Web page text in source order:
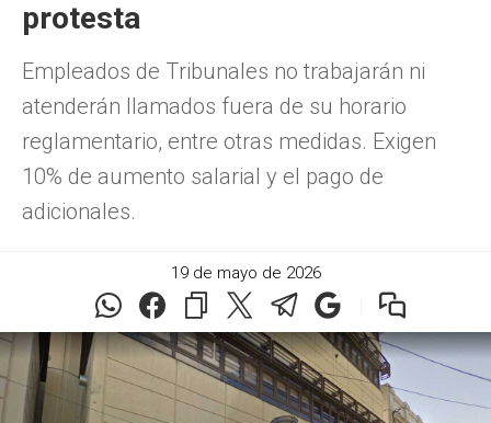
protesta
Empleados de Tribunales no trabajarán ni
atenderán llamados fuera de su horario
reglamentario, entre otras medidas. Exigen
10% de aumento salarial y el pago de
adicionales.
19 de mayo de 2026